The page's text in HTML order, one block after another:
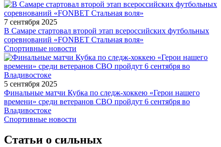
7 сентября 2025
В Самаре стартовал второй этап всероссийских футбольных
соревнований «FONBET Стальная воля»
Спортивные новости
5 сентября 2025
Финальные матчи Кубка по следж-хоккею «Герои нашего
времени» среди ветеранов СВО пройдут 6 сентября во
Владивостоке
Спортивные новости
Статьи о сильных